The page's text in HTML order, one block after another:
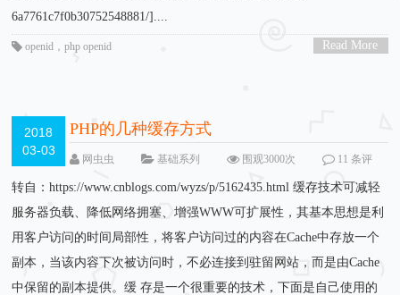
6a7761c7f0b30752548881/]....
Read More
openid ，php openid
2018
03-03
PHP的几种缓存方式
网虫虫 基础系列 围观3000次
11 条评
转自：https://www.cnblogs.com/wyzs/p/5162435.html 缓存技术可减轻
服务器负载、降低网络拥塞、增强WWW可扩展性，其基本思想是利
用客户访问的时间局部性，将客户访问过的内容在Cache中存放一个
副本，当该内容下次被访问时，不必连接到驻留网站，而是由Cache
中保留的副本提供。缓 存是一个很重要的技术，下面是自己使用的